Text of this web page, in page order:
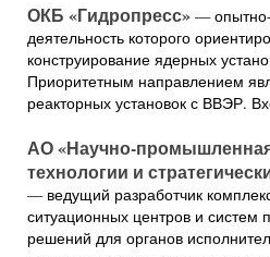
ОКБ «Гидропресс» — опытно-
деятельность которого
конструирование ядерных
Приоритетным направлением
реакторных установок с ВВЭР.
АО «Научно-
технологии и
— ведущий разработчик
ситуационных центров и систем
решений для органов